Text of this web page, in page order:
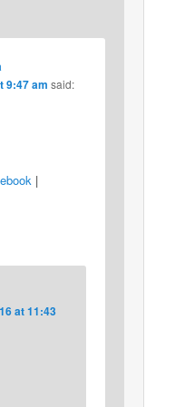
9:47 am said:
|
at 11:43